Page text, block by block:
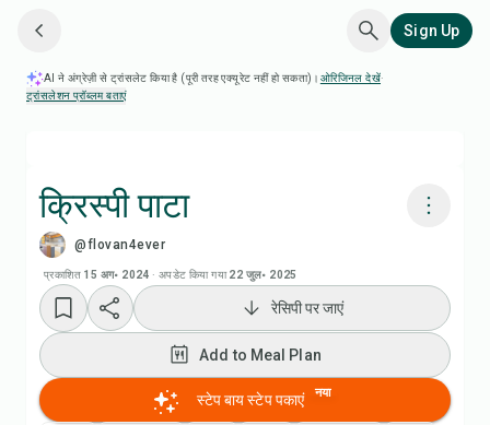
Sign Up
AI ने अंग्रेज़ी से ट्रांसलेट किया है (पूरी तरह एक्यूरेट नहीं हो सकता)। ओरिजिनल देखें·
ट्रांसलेशन प्रॉब्लम बताएं
क्रिस्पी पाटा
@flovan4ever
प्रकाशित 15 अग॰ 2024 ·अपडेट किया गया 22 जुल॰ 2025
Add to Meal Plan
Add to Shopping List
रेसिपी पर जाएं
Add to Meal Plan
स्टेप बाय स्टेप पकाएं नया